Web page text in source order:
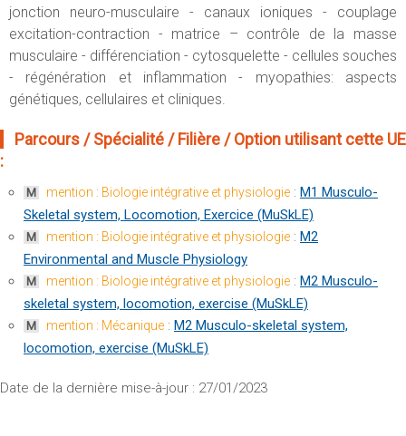
jonction neuro-musculaire - canaux ioniques - couplage
excitation-contraction - matrice – contrôle de la masse
musculaire - différenciation - cytosquelette - cellules souches
- régénération et inflammation - myopathies: aspects
génétiques, cellulaires et cliniques.
Parcours / Spécialité / Filière / Option utilisant cette UE
:
M mention : Biologie intégrative et physiologie : M1 Musculo-
Skeletal system, Locomotion, Exercice (MuSkLE)
M mention : Biologie intégrative et physiologie : M2
Environmental and Muscle Physiology
M mention : Biologie intégrative et physiologie : M2 Musculo-
skeletal system, locomotion, exercise (MuSkLE)
M mention : Mécanique : M2 Musculo-skeletal system,
locomotion, exercise (MuSkLE)
Date de la dernière mise-à-jour : 27/01/2023